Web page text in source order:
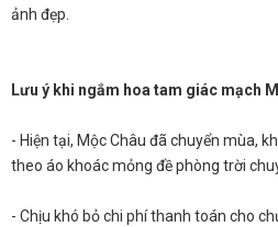
ảnh đẹp.
Lưu ý khi ngắm hoa tam giác mạch
- Hiện tại, Mộc Châu đã chuyển mùa,
theo áo khoác mỏng đề phòng trời
- Chịu khó bỏ chi phí thanh toán cho